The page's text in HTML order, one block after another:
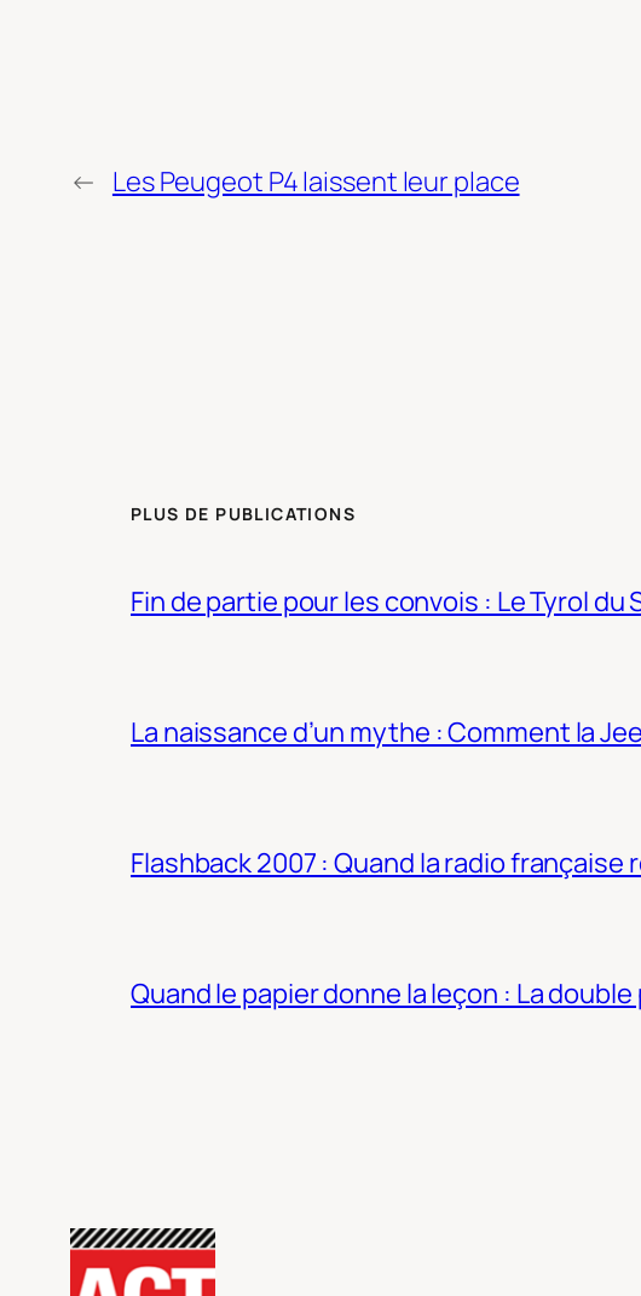
← Les Peugeot P4 laissent leur place
PLUS DE PUBLICATIONS
Fin de partie pour les convois : Le Tyrol
La naissance d’un mythe : Comment la
Flashback 2007 : Quand la radio
Quand le papier donne la leçon : La